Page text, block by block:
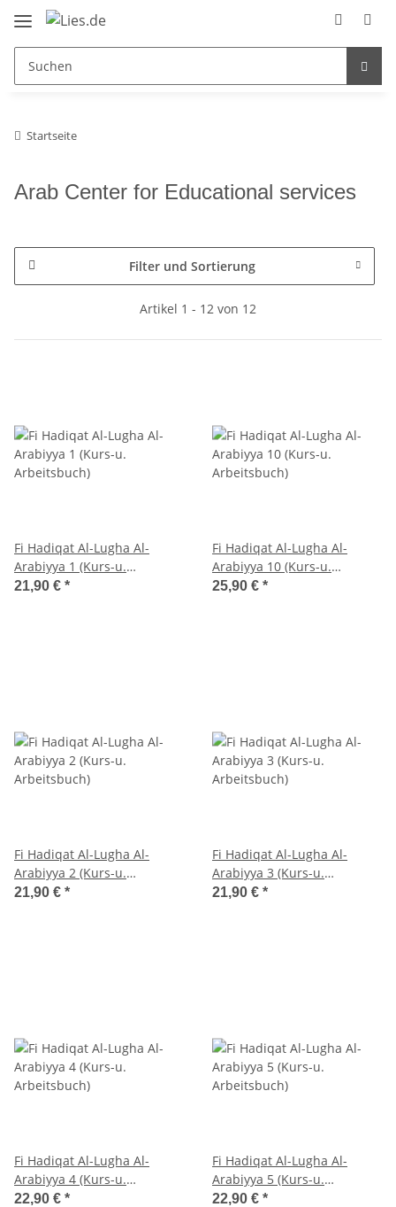
Startseite
Arab Center for Educational services
Filter und Sortierung
Artikel 1 - 12 von 12
Fi Hadiqat Al-Lugha Al-
Arabiyya 1 (Kurs-u.
Arbeitsbuch)
21,90 € *
Fi Hadiqat Al-Lugha Al-
Arabiyya 10 (Kurs-u.
Arbeitsbuch)
25,90 € *
Fi Hadiqat Al-Lugha Al-
Arabiyya 2 (Kurs-u.
Arbeitsbuch)
21,90 € *
Fi Hadiqat Al-Lugha Al-
Arabiyya 3 (Kurs-u.
Arbeitsbuch)
21,90 € *
Fi Hadiqat Al-Lugha Al-
Arabiyya 4 (Kurs-u.
Arbeitsbuch)
22,90 € *
Fi Hadiqat Al-Lugha Al-
Arabiyya 5 (Kurs-u.
Arbeitsbuch)
22,90 € *